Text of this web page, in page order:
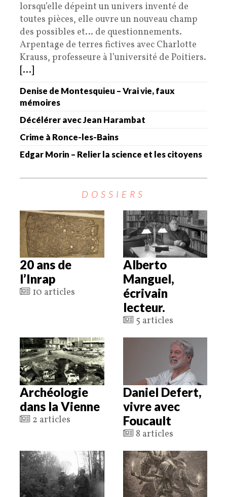
lorsqu’elle dépeint un univers inventé de
toutes pièces, elle ouvre un nouveau champ
des possibles et… de questionnements.
Arpentage de terres fictives avec Charlotte
Krauss, professeure à l’université de Poitiers.
[...]
Denise de Montesquieu – Vrai vie, faux
mémoires
Décélérer avec Jean Harambat
Crime à Ronce-les-Bains
Edgar Morin – Relier la science et les citoyens
DOSSIERS
20 ans de
l’Inrap
10 articles
Alberto
Manguel,
écrivain
lecteur.
5 articles
Archéologie
dans la Vienne
2 articles
Daniel Defert,
vivre avec
Foucault
8 articles